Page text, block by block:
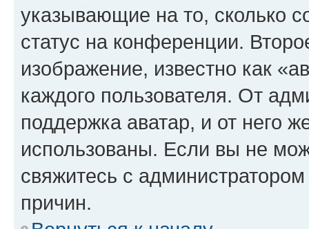
указывающие на то, сколько
статус на конференции.
изображение, известно как
каждого пользователя. От
поддержка аватар, и от него
использованы. Если вы не
свяжитесь с
причин.